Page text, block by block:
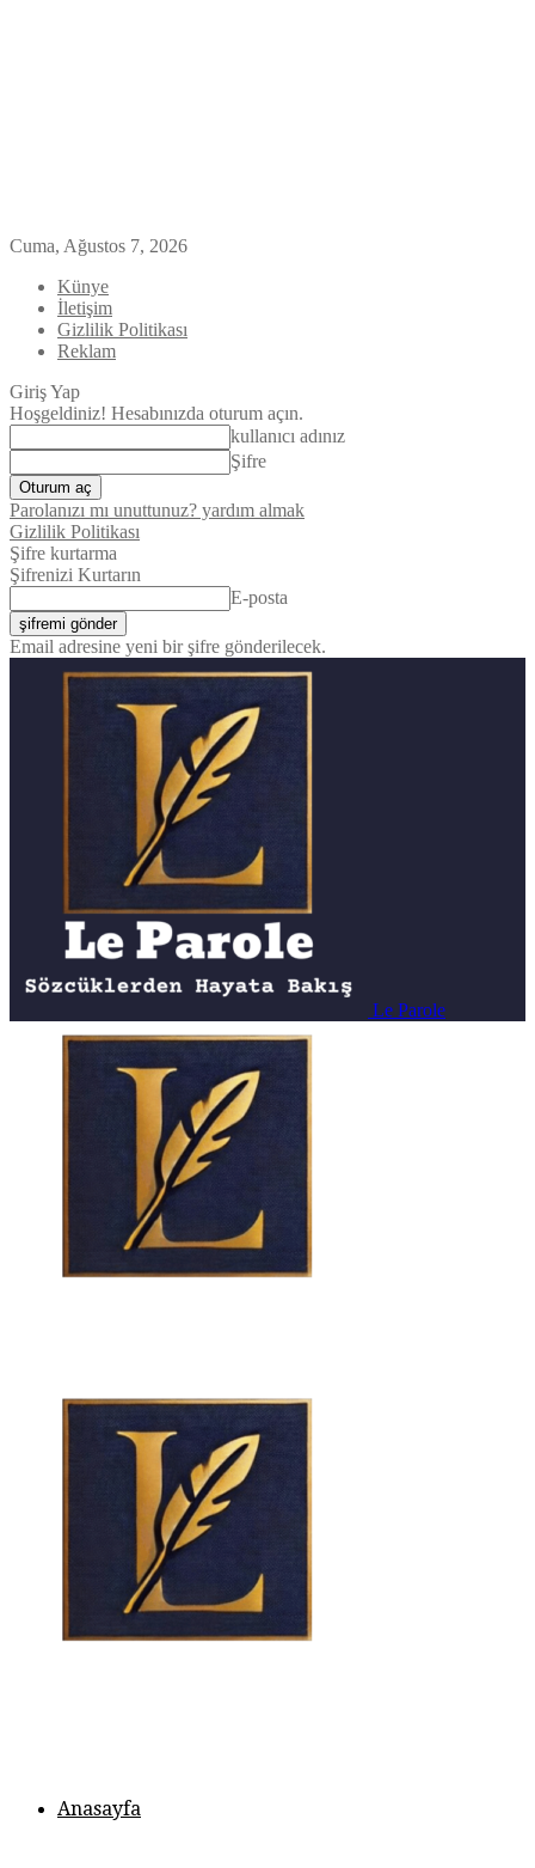
Cuma, Ağustos 7, 2026
Künye
İletişim
Gizlilik Politikası
Reklam
Giriş Yap
Hoşgeldiniz! Hesabınızda oturum açın.
kullanıcı adınız
Şifre
Parolanızı mı unuttunuz? yardım almak
Gizlilik Politikası
Şifre kurtarma
Şifrenizi Kurtarın
E-posta
Email adresine yeni bir şifre gönderilecek.
Le Parole
Anasayfa